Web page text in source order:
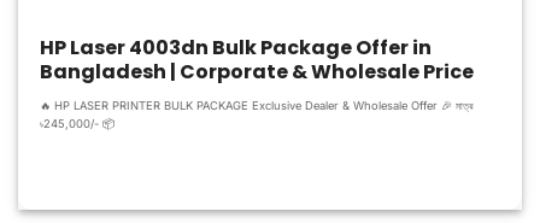
HP Laser 4003dn Bulk Package Offer in
Bangladesh | Corporate & Wholesale Price
🔥 HP LASER PRINTER BULK PACKAGE Exclusive Dealer & Wholesale Offer 🎉 মাত্র
৳245,000/- 📦